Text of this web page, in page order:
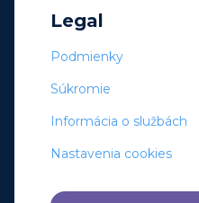
Legal
Podmienky
Súkromie
Informácia o službách
Nastavenia cookies